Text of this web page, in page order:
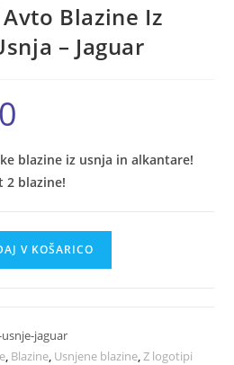
Blazine Iz
– Jaguar
blazine iz usnja in alkantare!
2 blazine!
V KOŠARICO
jaguar
, Blazine, Usnjene blazine,Z logotipi